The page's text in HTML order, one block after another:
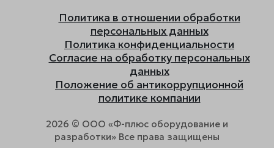
Политика в отношении обработки
персональных данных
Политика конфиденциальности
Согласие на обработку персональных
данных
Положение об антикоррупционной
политике компании
2026 © ООО «Ф-плюс оборудование и
разработки» Все права защищены